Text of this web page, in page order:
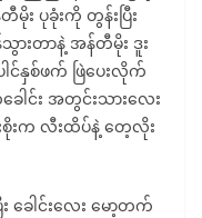
ပုခုံးကို တွန်းပြီး
တာနဲ့ အန်တီမိုး ဒူး
င်နှစ်ဖက် ဖြဲပေးလိုက်
ခေါင်း အတွင်းသားလေး
စိုးက လီးထိပ်နဲ့ တေ့လိုး
ါင်းလေး မော့တက်